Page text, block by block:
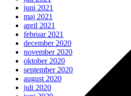
juni 2021
maj 2021
april 2021
februar 2021
december 2020
november 2020
oktober 2020
september 2020
august 2020
juli 2020